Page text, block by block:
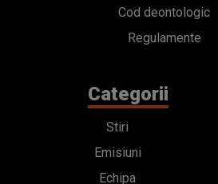
Cod deontologic
Regulamente
Categorii
Stiri
Emisiuni
Echipa